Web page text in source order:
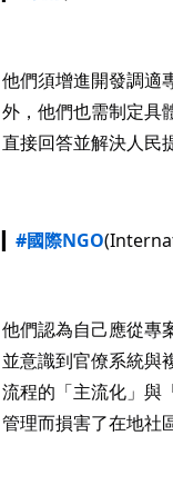
他們須增進開發調適
外，他們也需制定具
直接回答並解決人民
#國際NGO
他們認為自己應從專
並意識到官僚系統與
流程的「主流化」與
管理而損害了在地社